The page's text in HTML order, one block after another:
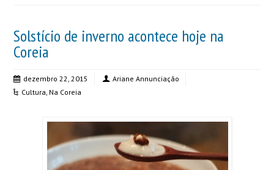
Solstício de inverno acontece hoje na
Coreia
dezembro 22, 2015
Ariane Annunciação
Cultura, Na Coreia